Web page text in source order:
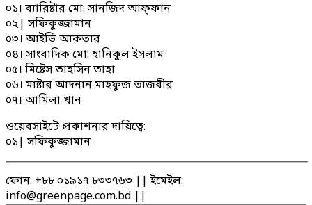
০১। ব্যারিষ্টার মো: সানজিদ আফ্ফান
০২| সফিকুজ্জামান
০৩। আইভি আকতার
০৪। সাংবাদিক মো: হানিকুল ইসলাম
০৫। মিষ্টেস তাহসিন তাহা
০৬। মাষ্টার আদনান মাহফুজ তাজবীর
০৭। আমিলা খান
ওয়েবসাইটে প্রকাশনার দায়িত্বে:
০১| সফিকুজ্জামান
ফোন: +৮৮ ০১৯১৭ ৮৩৩৭৬৩ || ইমেইল:
info@greenpage.com.bd ||